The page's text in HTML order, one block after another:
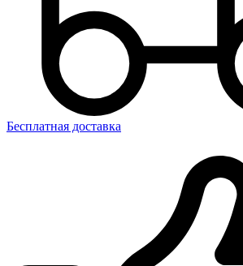
Бесплатная доставка